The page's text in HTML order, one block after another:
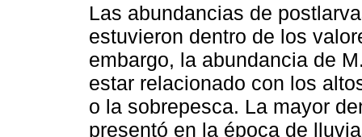
Las abundancias de
estuvieron dentro de los
embargo, la abundancia de
estar relacionado con los
o la sobrepesca. La mayor
presentó en la época de